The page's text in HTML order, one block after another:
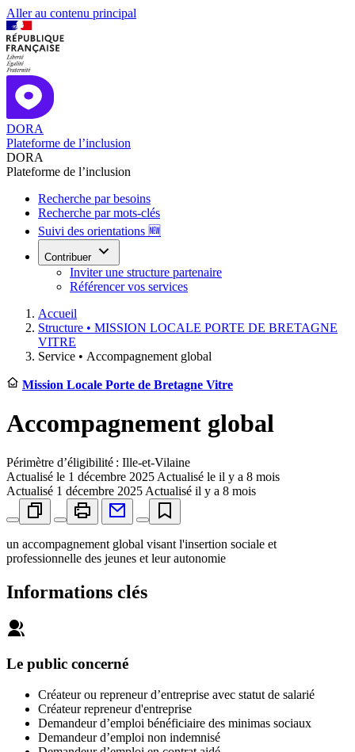
Aller au contenu principal
DORA
Plateforme de l’inclusion
DORA
Plateforme de l’inclusion
Recherche par besoins
Recherche par mots-clés
Suivi des orientations 🆕
Contribuer
Inviter une structure partenaire
Référencer vos services
Accueil
Structure • MISSION LOCALE PORTE DE BRETAGNE
VITRE
Service • Accompagnement global
Mission Locale Porte de Bretagne Vitre
Accompagnement global
Périmètre d’éligibilité : Ille-et-Vilaine
Actualisé le 1 décembre 2025 Actualisé le il y a 8 mois
Actualisé 1 décembre 2025 Actualisé il y a 8 mois
un accompagnement global visant l'insertion sociale et
professionnelle des jeunes et leur autonomie
Informations clés
Le public concerné
Créateur ou repreneur d’entreprise avec statut de salarié
Créateur repreneur d'entreprise
Demandeur d’emploi bénéficiaire des minimas sociaux
Demandeur d’emploi non indemnisé